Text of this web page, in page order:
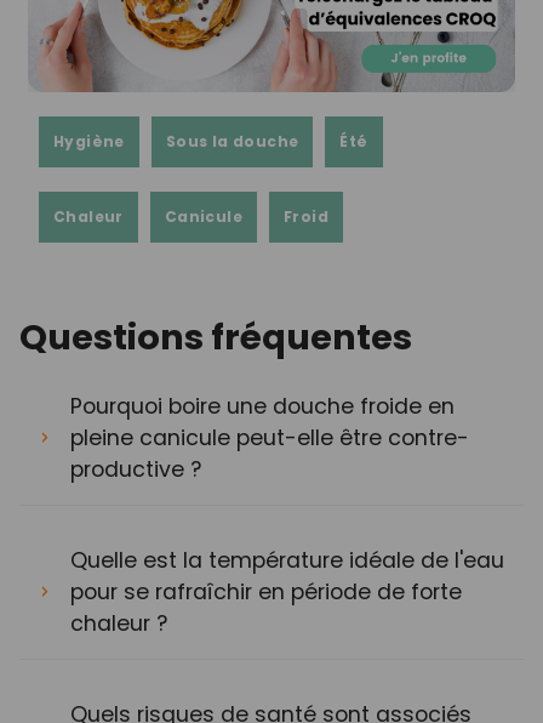
Hygiène Sous la douche Été
Chaleur Canicule Froid
Questions fréquentes
Pourquoi boire une douche froide en
pleine canicule peut-elle être contre-
productive ?
Quelle est la température idéale de l'eau
pour se rafraîchir en période de forte
chaleur ?
Quels risques de santé sont associés